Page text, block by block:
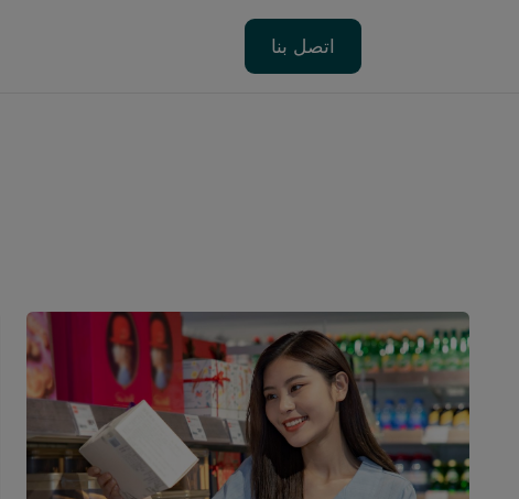
اتصل بنا
اتصل بنا